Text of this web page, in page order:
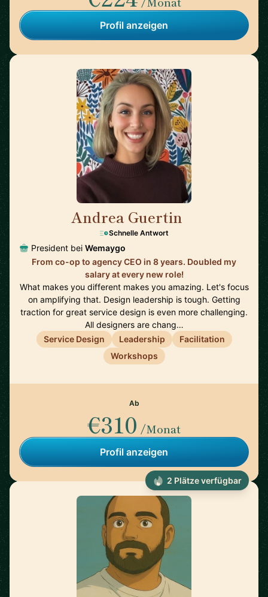
Profil anzeigen
Andrea Guertin
Schnelle Antwort
President bei Wemaygo
From co-op to agency CEO in 8 years. Doubled my
salary at every new role!
What makes you different makes you amazing. Let's focus
on amplifying that. Design leadership is tough. Getting
traction for great service design is even more challenging.
All designers are chang…
Service Design
Leadership
Facilitation
Workshops
Ab
€310 /Monat
Profil anzeigen
2 Plätze verfügbar